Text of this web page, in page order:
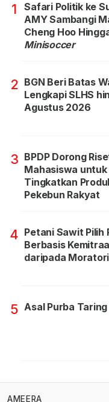
1
Safari Politik ke
AMY Sambangi
Cheng Hoo
Minisoccer
2 BGN Beri Batas
Lengkapi SLHS
Agustus 2026
3 BPDP Dorong
Mahasiswa untuk
Tingkatkan
Pekebun Rakyat
4 Petani Sawit Pilih
Berbasis
daripada
5 Asal Purba
AMEERA